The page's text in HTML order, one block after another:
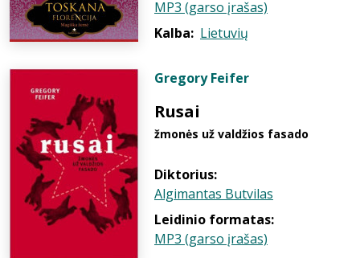
MP3 (garso įrašas)
Kalba: Lietuvių
Gregory Feifer
Rusai
žmonės už valdžios fasado
Diktorius:
Algimantas Butvilas
Leidinio formatas:
MP3 (garso įrašas)